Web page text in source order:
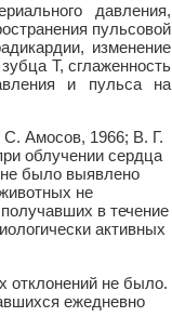
давления,
пульсовой
изменение
Т, сглаженность
и пульса на
Амосов, 1966; В. Г.
облучении сердца
было выявлено
не
в течение
активных
отклонений не было.
ежедневно